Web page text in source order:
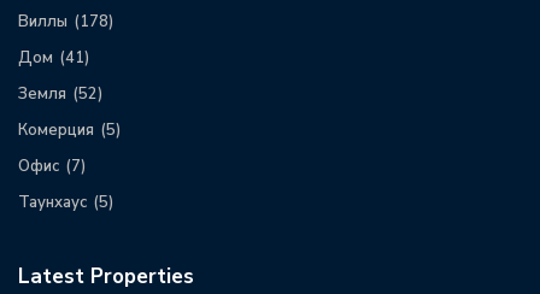
Виллы (178)
Дом (41)
Земля (52)
Комерция (5)
Офис (7)
Таунхаус (5)
Latest Properties